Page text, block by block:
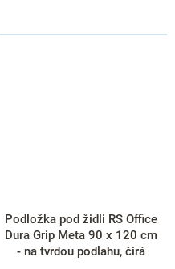
Podložka pod židli RS Office
Dura Grip Meta 90 x 120 cm
- na tvrdou podlahu, čirá